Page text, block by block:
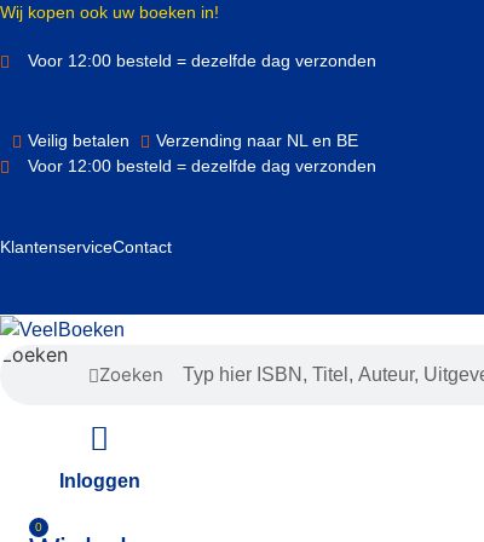
Ga
de
Wij kopen ook uw boeken in!
Voor 12:00 besteld = dezelfde dag verzonden
Veilig betalen
Verzending naar NL en BE
Voor 12:00 besteld = dezelfde dag verzonden
KlantenserviceContact
Zoeken
Zoeken
Inloggen
0